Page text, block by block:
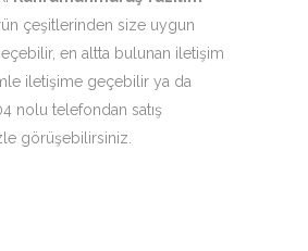
çeşitlerinden size uygun
en altta bulunan iletişim
iletişime geçebilir ya da
nolu telefondan satış
görüşebilirsiniz.